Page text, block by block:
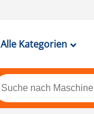
Alle Kategorien